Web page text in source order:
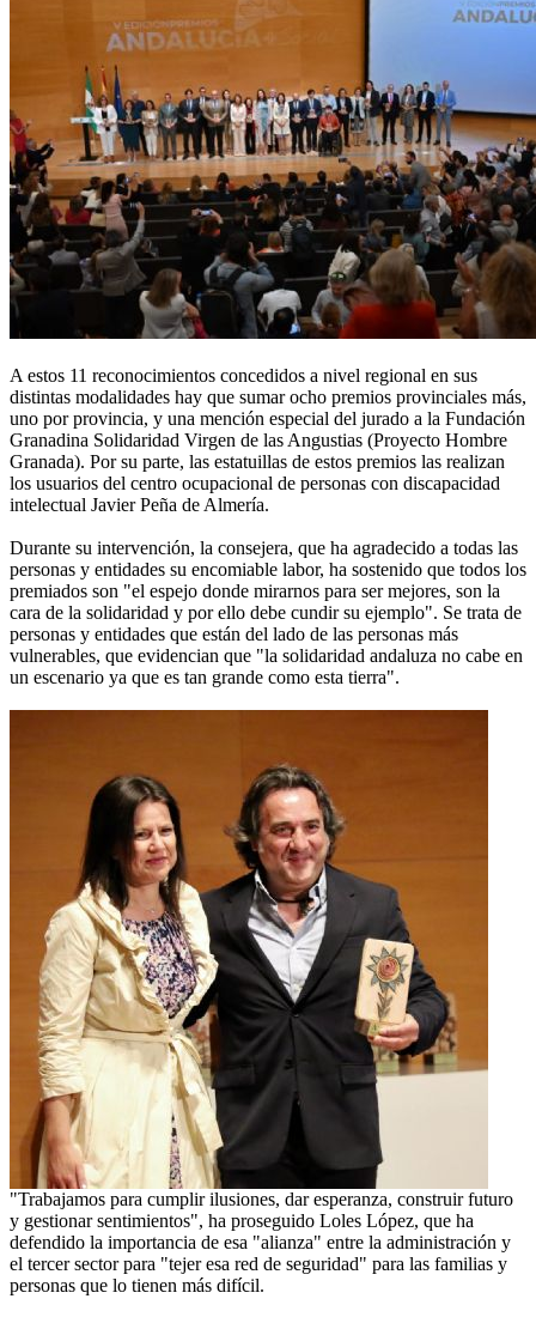
A estos 11 reconocimientos concedidos a nivel regional en sus
distintas modalidades hay que sumar ocho premios provinciales más,
uno por provincia, y una mención especial del jurado a la Fundación
Granadina Solidaridad Virgen de las Angustias (Proyecto Hombre
Granada). Por su parte, las estatuillas de estos premios las realizan
los usuarios del centro ocupacional de personas con discapacidad
intelectual Javier Peña de Almería.
Durante su intervención, la consejera, que ha agradecido a todas las
personas y entidades su encomiable labor, ha sostenido que todos los
premiados son "el espejo donde mirarnos para ser mejores, son la
cara de la solidaridad y por ello debe cundir su ejemplo". Se trata de
personas y entidades que están del lado de las personas más
vulnerables, que evidencian que "la solidaridad andaluza no cabe en
un escenario ya que es tan grande como esta tierra".
"Trabajamos para cumplir ilusiones, dar esperanza, construir futuro
y gestionar sentimientos", ha proseguido Loles López, que ha
defendido la importancia de esa "alianza" entre la administración y
el tercer sector para "tejer esa red de seguridad" para las familias y
personas que lo tienen más difícil.